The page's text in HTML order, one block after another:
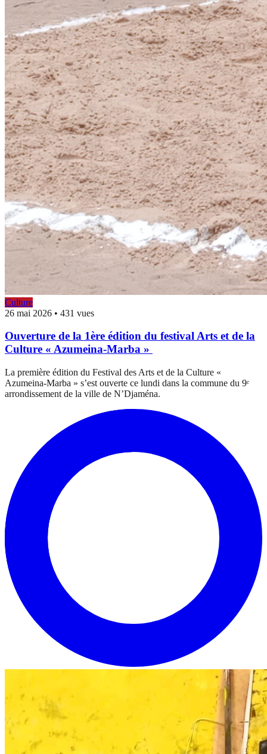
Culture
26 mai 2026 • 431 vues
Ouverture de la 1ère édition du festival Arts et de la
Culture « Azumeina-Marba »
La première édition du Festival des Arts et de la Culture «
Azumeina-Marba » s’est ouverte ce lundi dans la commune du 9ᵉ
arrondissement de la ville de N’Djaména.